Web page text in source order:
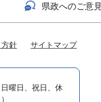
県政へのご意
方針 サイトマップ
日曜日、祝日、休